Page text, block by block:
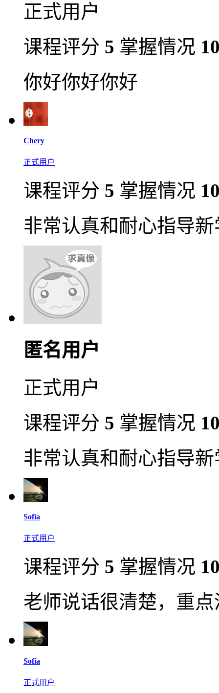
正式用户
课程评分 5 掌握情况
你好你好你好
Chery
正式用户
课程评分 5 掌握情况
非常认真和耐心指导新
匿名用户
正式用户
课程评分 5 掌握情况
非常认真和耐心指导新
​Sofía​
正式用户
课程评分 5 掌握情况
老师说话很清楚，重点
​Sofía​
正式用户